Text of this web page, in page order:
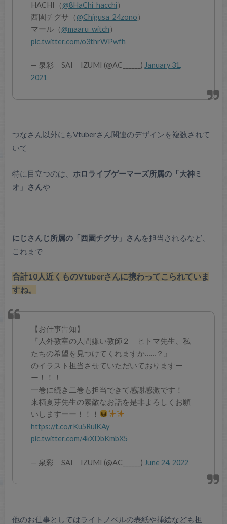
HACHI（ @8HaChi_hacchi）
西園チグサ（ @Chigusa_24zono ）
マール（ @maaru_witch ）
pic.twitter.com/o3thrWPwfh
— 泉彩 SAI IZUMI (@AC______)January 31,
2021
つなさん以外にもVtuberさん関連のデザインを複数されて
いて
特に目立つのは、 ホロライブゲーマーズ所属の「大神ミ
オ」さんや
にじさんじ所属の「西園チグサ」さんを担当されるなど、
これまで
合計10人近くものVtuberさんに携わってこられていま
すね。
【お仕事告知】
『人外教室の人間嫌い教師２ ヒトマ先生、私
たちの希望を見つけてくれますか……？』
のイラスト担当させていただいておりますー
ー！！！
一巻に続き二巻も担当できて感謝感激です！
来栖夏芽先生の素敵なお話を是非よろしくお願
いしますーー！！！
https://t.co/rKu5RulKAy
pic.twitter.com/4kXDbKmbX5
— 泉彩 SAI IZUMI (@AC______) June 24, 2022
他のお仕事としてはライトノベルの表紙や挿絵なども担